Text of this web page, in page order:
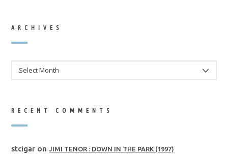
ARCHIVES
RECENT COMMENTS
stcigar on JIMI TENOR : DOWN IN THE PARK (1997)